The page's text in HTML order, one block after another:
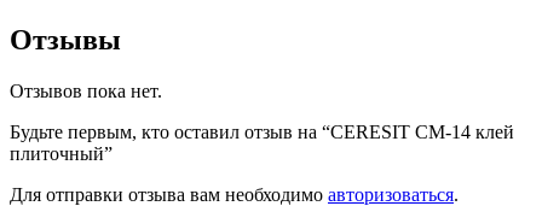
Отзывы
Отзывов пока нет.
Будьте первым, кто оставил отзыв на “CERESIT CM-14 клей
плиточный”
Для отправки отзыва вам необходимо авторизоваться.